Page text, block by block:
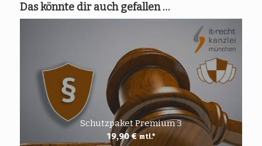
Das könnte dir auch gefallen …
Schutzpaket Premium 3
19,90€ mtl.*